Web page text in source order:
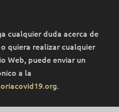
cualquier duda acerca de
quiera realizar cualquier
Web, puede enviar un
a la
.